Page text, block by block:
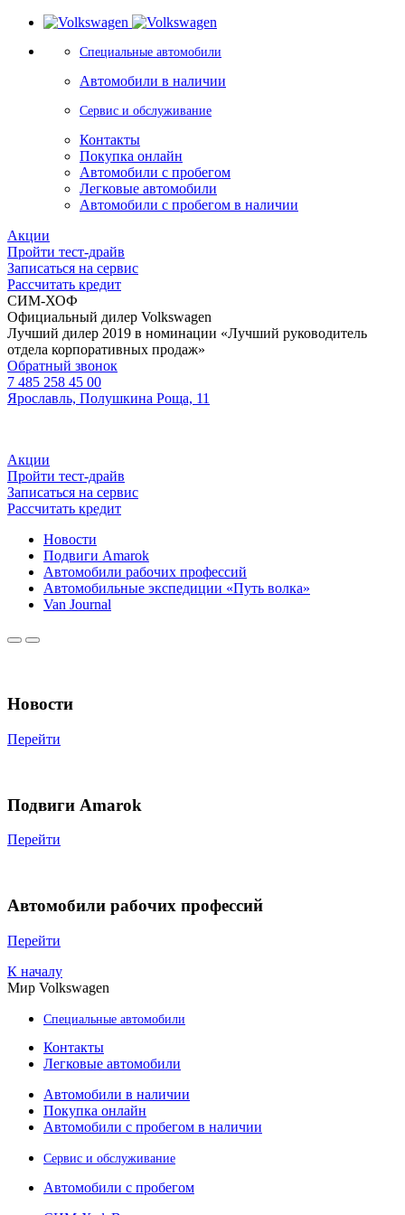
Специальные автомобили
Автомобили в наличии
Сервис и обслуживание
Контакты
Покупка онлайн
Автомобили с пробегом
Легковые автомобили
Автомобили с пробегом в наличии
Акции
Пройти тест-драйв
Записаться на сервис
Рассчитать кредит
СИМ-ХОФ
Официальный дилер Volkswagen
Лучший дилер 2019 в номинации «Лучший руководитель
отдела корпоративных продаж»
Обратный звонок
7 485 258 45 00
Ярославль, Полушкина Роща, 11
Акции
Пройти тест-драйв
Записаться на сервис
Рассчитать кредит
Новости
Подвиги Amarok
Автомобили рабочих профессий
Автомобильные экспедиции «Путь волка»
Van Journal
Новости
Перейти
Подвиги Amarok
Перейти
Автомобили рабочих профессий
Перейти
К началу
Мир Volkswagen
Специальные автомобили
Контакты
Легковые автомобили
Автомобили в наличии
Покупка онлайн
Автомобили с пробегом в наличии
Сервис и обслуживание
Автомобили с пробегом